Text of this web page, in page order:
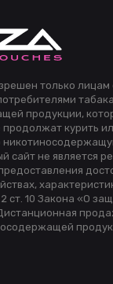
только лицам
продукции,
продолжат курить
сайт не является
ст. 10 Закона «О